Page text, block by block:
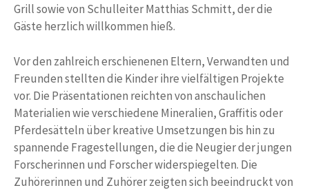
Grill sowie von Schulleiter Matthias Schmitt, der die
Gäste herzlich willkommen hieß.
Vor den zahlreich erschienenen Eltern, Verwandten und
Freunden stellten die Kinder ihre vielfältigen Projekte
vor. Die Präsentationen reichten von anschaulichen
Materialien wie verschiedene Mineralien, Graffitis oder
Pferdesätteln über kreative Umsetzungen bis hin zu
spannende Fragestellungen, die die Neugier der jungen
Forscherinnen und Forscher widerspiegelten. Die
Zuhörerinnen und Zuhörer zeigten sich beeindruckt von